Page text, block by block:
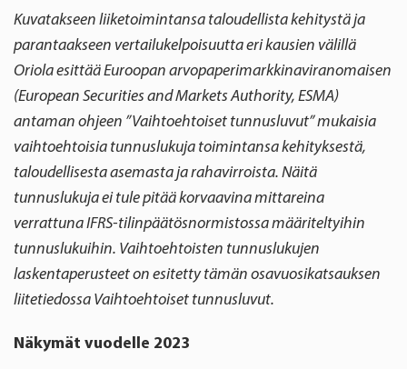
Kuvatakseen liiketoimintansa taloudellista kehitystä ja
parantaakseen vertailukelpoisuutta eri kausien välillä
Oriola esittää Euroopan arvopaperimarkkinaviranomaisen
(European Securities and Markets Authority, ESMA)
antaman ohjeen ”Vaihtoehtoiset tunnusluvut” mukaisia
vaihtoehtoisia tunnuslukuja toimintansa kehityksestä,
taloudellisesta asemasta ja rahavirroista. Näitä
tunnuslukuja ei tule pitää korvaavina mittareina
verrattuna IFRS-tilinpäätösnormistossa määriteltyihin
tunnuslukuihin. Vaihtoehtoisten tunnuslukujen
laskentaperusteet on esitetty tämän osavuosikatsauksen
liitetiedossa Vaihtoehtoiset tunnusluvut.
Näkymät vuodelle 2023